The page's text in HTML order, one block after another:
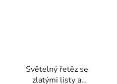
Světelný řetěz se
zlatými listy a